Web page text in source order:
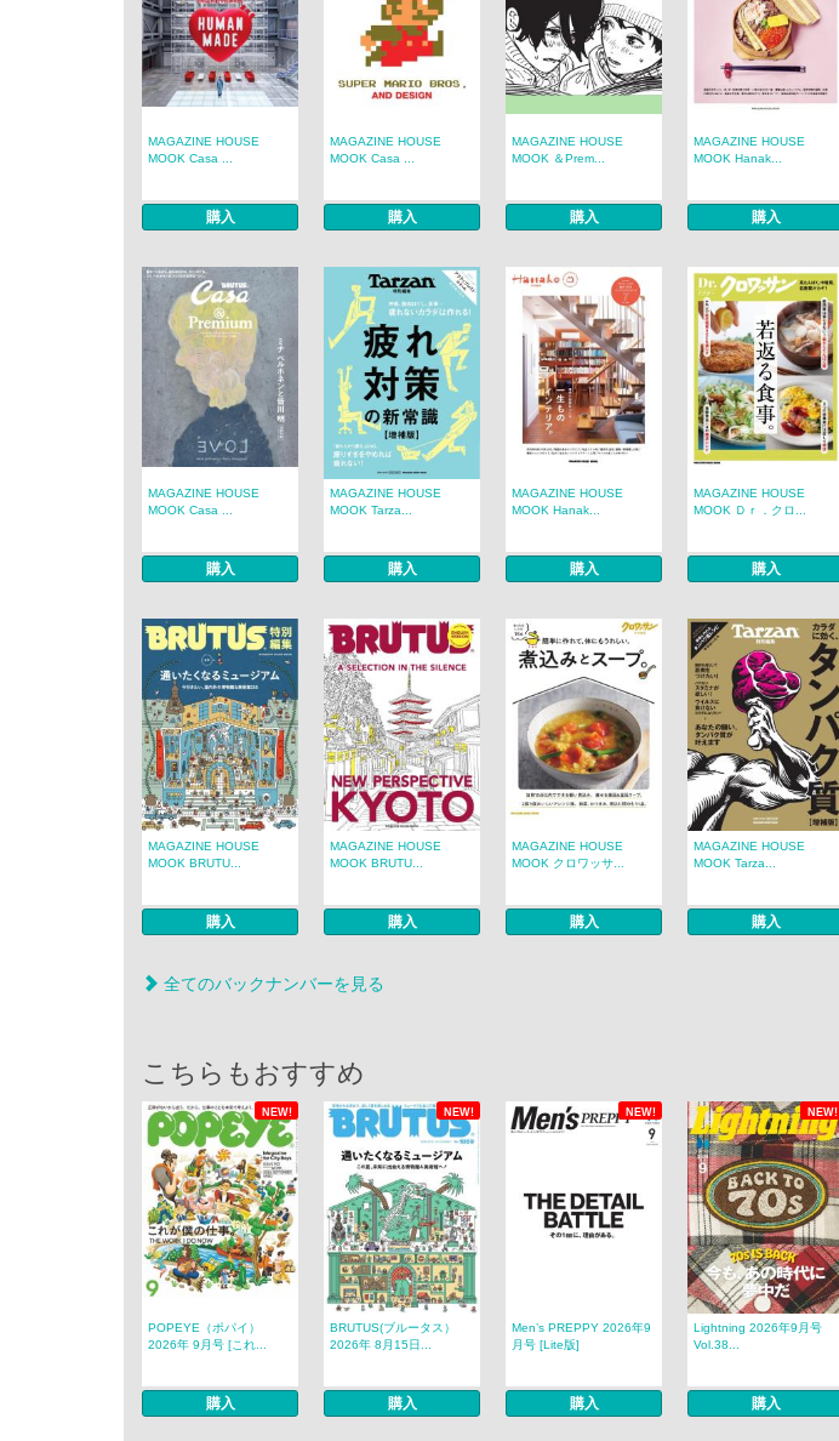
MAGAZINE HOUSE
MOOK Casa ...
購入
MAGAZINE HOUSE
MOOK Casa ...
購入
MAGAZINE HOUSE
MOOK ＆Prem...
購入
MAGAZINE HOUSE
MOOK Hanak...
購入
MAGAZINE HOUSE
MOOK Casa ...
購入
MAGAZINE HOUSE
MOOK Tarza...
購入
MAGAZINE HOUSE
MOOK Hanak...
購入
MAGAZINE HOUSE
MOOK Ｄｒ．クロ...
購入
MAGAZINE HOUSE
MOOK BRUTU...
購入
MAGAZINE HOUSE
MOOK BRUTU...
購入
MAGAZINE HOUSE
MOOK クロワッサ...
購入
MAGAZINE HOUSE
MOOK Tarza...
購入
全てのバックナンバーを見る
こちらもおすすめ
NEW! NEW! NEW! NEW!
POPEYE（ポパイ）
2026年 9月号 [これ...
購入
BRUTUS(ブルータス）
2026年 8月15日...
購入
Men’s PREPPY 2026年9
月号 [Lite版]
購入
Lightning 2026年9月号
Vol.38...
購入